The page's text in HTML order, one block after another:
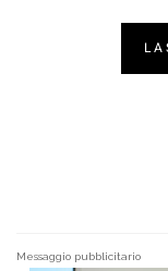
Messaggio pubblicitario